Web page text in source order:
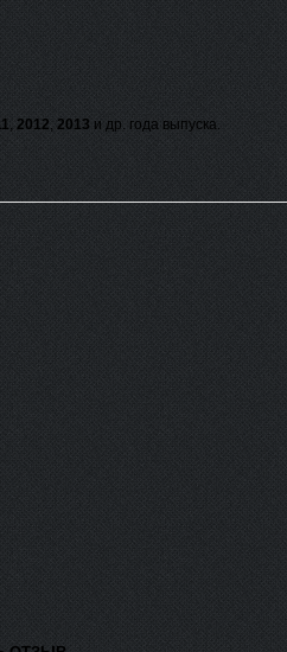
, 2012, 2013 и др. года выпуска.